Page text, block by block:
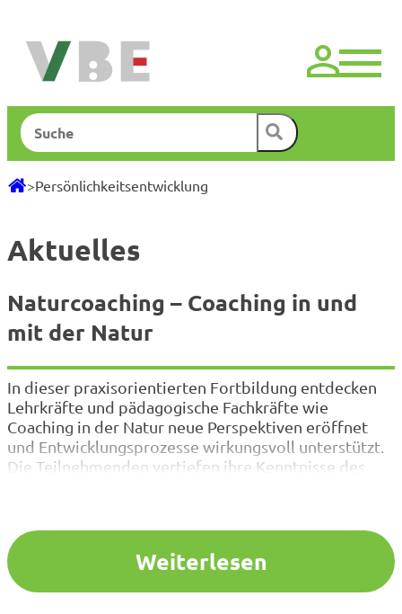
springen
Suchen
>Persönlichkeitsentwicklung
Aktuelles
Naturcoaching – Coaching in und
mit der Natur
In dieser praxisorientierten Fortbildung entdecken
Lehrkräfte und pädagogische Fachkräfte wie
Coaching in der Natur neue Perspektiven eröffnet
und Entwicklungsprozesse wirkungsvoll unterstützt.
Die Teilnehmenden vertiefen ihre Kenntnisse des
besondere Wirkung Coaching in der Natur entfaltet –
wie…
Weiterlesen